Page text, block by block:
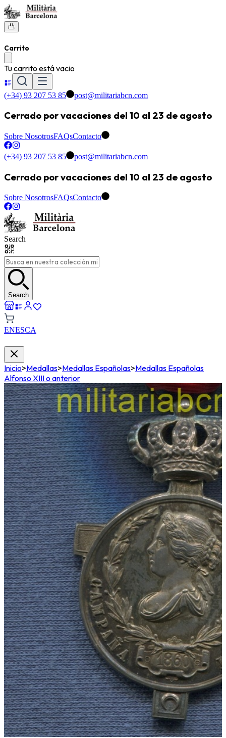
Carrito
Tu carrito está vacio
(+34) 93 207 53 85 post@militariabcn.com
Cerrado por vacaciones del 10 al 23 de agosto
Sobre NosotrosFAQsContacto
(+34) 93 207 53 85 post@militariabcn.com
Cerrado por vacaciones del 10 al 23 de agosto
Sobre NosotrosFAQsContacto
Search
Search
ENESCA
Inicio>Medallas>Medallas Españolas>Medallas Españolas
Alfonso XIII o anterior